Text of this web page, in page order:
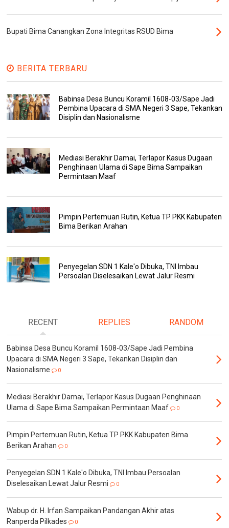
Bupati Bima Canangkan Zona Integritas RSUD Bima
BERITA TERBARU
Babinsa Desa Buncu Koramil 1608-03/Sape Jadi
Pembina Upacara di SMA Negeri 3 Sape, Tekankan
Disiplin dan Nasionalisme
Mediasi Berakhir Damai, Terlapor Kasus Dugaan
Penghinaan Ulama di Sape Bima Sampaikan
Permintaan Maaf
Pimpin Pertemuan Rutin, Ketua TP PKK Kabupaten
Bima Berikan Arahan
Penyegelan SDN 1 Kale'o Dibuka, TNI Imbau
Persoalan Diselesaikan Lewat Jalur Resmi
RECENT REPLIES RANDOM
Babinsa Desa Buncu Koramil 1608-03/Sape Jadi Pembina
Upacara di SMA Negeri 3 Sape, Tekankan Disiplin dan
Nasionalisme
0
Mediasi Berakhir Damai, Terlapor Kasus Dugaan Penghinaan
Ulama di Sape Bima Sampaikan Permintaan Maaf
0
Pimpin Pertemuan Rutin, Ketua TP PKK Kabupaten Bima
Berikan Arahan
0
Penyegelan SDN 1 Kale'o Dibuka, TNI Imbau Persoalan
Diselesaikan Lewat Jalur Resmi
0
Wabup dr. H. Irfan Sampaikan Pandangan Akhir atas
Ranperda Pilkades
0